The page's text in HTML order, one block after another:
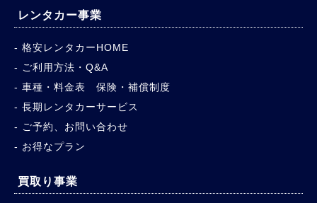
レンタカー事業
格安レンタカーHOME
ご利用方法・Q&A
車種・料金表 保険・補償制度
長期レンタカーサービス
ご予約、お問い合わせ
お得なプラン
買取り事業